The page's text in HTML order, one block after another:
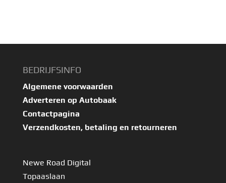
BEDRIJFSINFO
Algemene voorwaarden
Adverteren op Autobaak
Contactpagina
Verzendkosten, betaling en retourneren
Newe Road Digital
Topaaslaan